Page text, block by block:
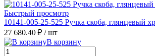
Быстрый просмотр
10141-005-25-525 Ручка скоба, глянцевый
27 680.40 ₽ / шт
В корзину